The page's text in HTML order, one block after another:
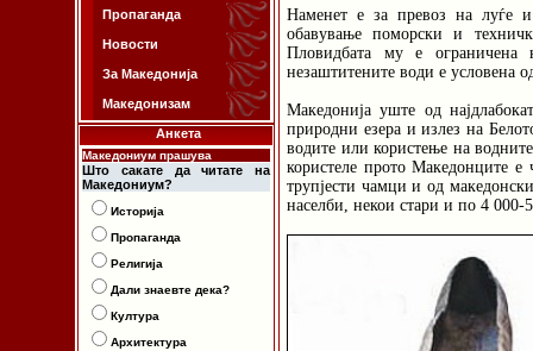
Пропаганда
Новости
За Македонија
Македонизам
Анкета
Македониум прашува
Што сакате да читате на
Македониум?
Историја
Пропаганда
Религија
Дали знаевте дека?
Култура
Архитектура
Наменет е за превоз на луѓе
обавување поморски и
Пловидбата му е ограничена
незаштитените води е условена
Македонија уште од
природни езера и излез на
водите или користење на
користеле прото Македонците
трупјести чамци и од
населби, некои стари и по 4 000-